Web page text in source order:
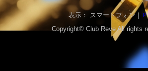
表示： スマートフォン｜
Copyright© Club ReveAll rights